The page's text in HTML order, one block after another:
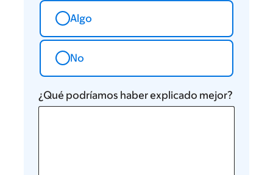
Algo
No
¿Qué podríamos haber explicado mejor?